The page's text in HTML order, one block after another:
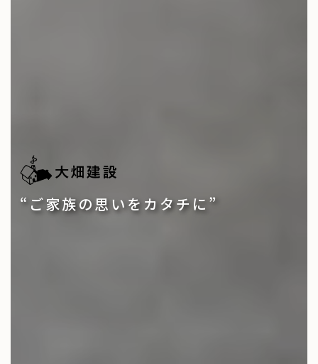
“ご家族の思いをカタチに”